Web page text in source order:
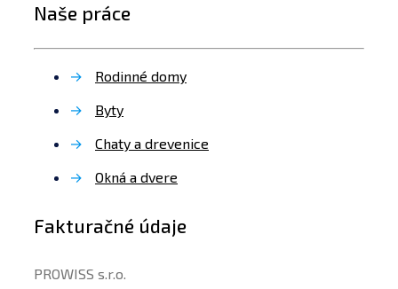
Naše práce
→
Rodinné domy
→
Byty
→
Chaty a drevenice
→
Okná a dvere
Fakturačné údaje
PROWISS s.r.o.